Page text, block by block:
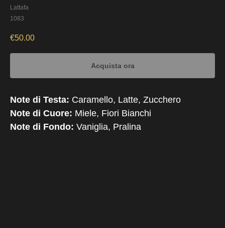
Lattafa
1083
€50.00
Acquista ora
Note di Testa: Caramello, Latte, Zucchero
Note di Cuore: Miele, Fiori Bianchi
Note di Fondo: Vaniglia, Pralina